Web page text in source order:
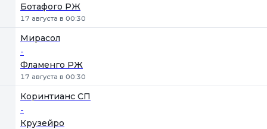
Ботафого РЖ
17 августа в 00:30
Мирасол
-
Фламенго РЖ
17 августа в 00:30
Коринтианс СП
-
Крузейро